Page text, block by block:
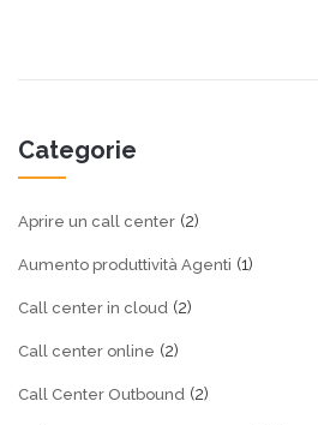
Categorie
Aprire un call center (2)
Aumento produttività Agenti (1)
Call center in cloud (2)
Call center online (2)
Call Center Outbound (2)